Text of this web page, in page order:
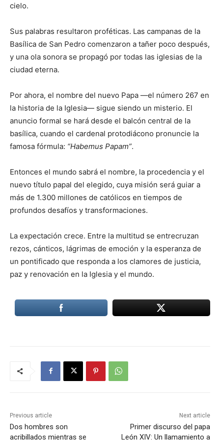
cielo.
Sus palabras resultaron proféticas. Las campanas de la
Basílica de San Pedro comenzaron a tañer poco después,
y una ola sonora se propagó por todas las iglesias de la
ciudad eterna.
Por ahora, el nombre del nuevo Papa —el número 267 en
la historia de la Iglesia— sigue siendo un misterio. El
anuncio formal se hará desde el balcón central de la
basílica, cuando el cardenal protodiácono pronuncie la
famosa fórmula: “Habemus Papam”.
Entonces el mundo sabrá el nombre, la procedencia y el
nuevo título papal del elegido, cuya misión será guiar a
más de 1.300 millones de católicos en tiempos de
profundos desafíos y transformaciones.
La expectación crece. Entre la multitud se entrecruzan
rezos, cánticos, lágrimas de emoción y la esperanza de
un pontificado que responda a los clamores de justicia,
paz y renovación en la Iglesia y el mundo.
Previous article
Dos hombres son
acribillados mientras se
Next article
Primer discurso del papa
León XIV: Un llamamiento a